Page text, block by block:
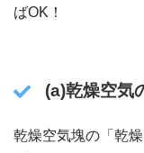
ばOK！
(a)乾燥空気
乾燥空気塊の「乾